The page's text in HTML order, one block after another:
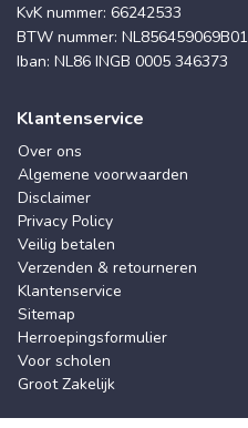
KvK nummer: 66242533
BTW nummer: NL856459069B01
Iban: NL86 INGB 0005 346373
Klantenservice
Over ons
Algemene voorwaarden
Disclaimer
Privacy Policy
Veilig betalen
Verzenden & retourneren
Klantenservice
Sitemap
Herroepingsformulier
Voor scholen
Groot Zakelijk